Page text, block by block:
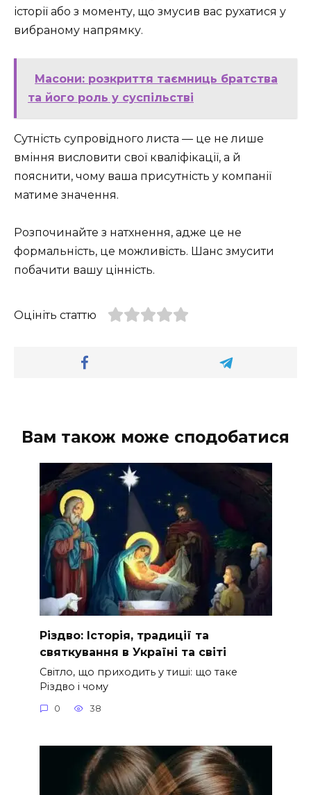
історії або з моменту, що змусив вас рухатися у
вибраному напрямку.
Масони: розкриття таємниць братства
та його роль у суспільстві
Сутність супровідного листа — це не лише
вміння висловити свої кваліфікації, а й
пояснити, чому ваша присутність у компанії
матиме значення.
Розпочинайте з натхнення, адже це не
формальність, це можливість. Шанс змусити
побачити вашу цінність.
Оцініть статтю
Вам також може сподобатися
Різдво: Історія, традиції та
святкування в Україні та світі
Світло, що приходить у тиші: що таке
Різдво і чому
0 38